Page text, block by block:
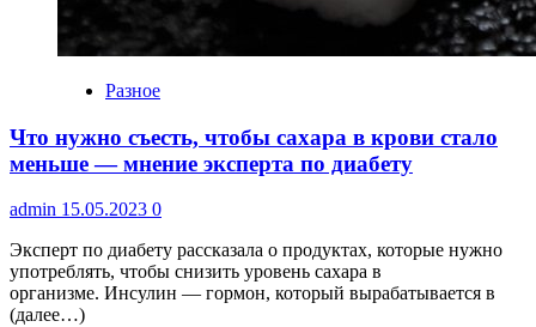
Разное
Что нужно съесть, чтобы сахара в крови стало
меньше — мнение эксперта по диабету
admin 15.05.2023 0
Эксперт по диабету рассказала о продуктах, которые нужно
употреблять, чтобы снизить уровень сахара в
организме. Инсулин — гормон, который вырабатывается в
(далее…)